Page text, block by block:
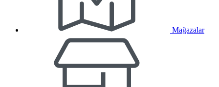
Mağazalar